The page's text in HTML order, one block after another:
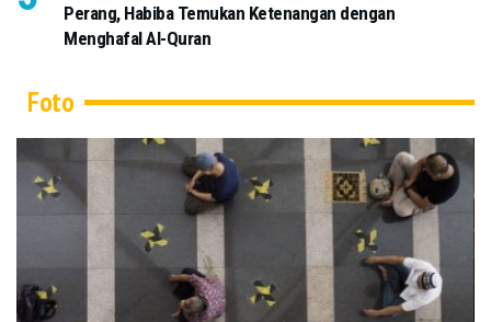
Perang, Habiba Temukan Ketenangan dengan
Menghafal Al-Quran
Foto